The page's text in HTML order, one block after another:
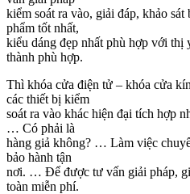
kiểm soát ra vào, giải đáp, khảo
phẩm tốt nhất,
kiểu dáng đẹp nhất phù hợp với thị
thành phù hợp.
Thì khóa cửa điện tử – khóa cửa
các thiết bị kiểm
soát ra vào khác hiện đại tích hợp
… Có phải là
hàng giả không? … Làm việc
bảo hành tận
nơi. … Để được tư vấn giải pháp,
toàn miễn phí.